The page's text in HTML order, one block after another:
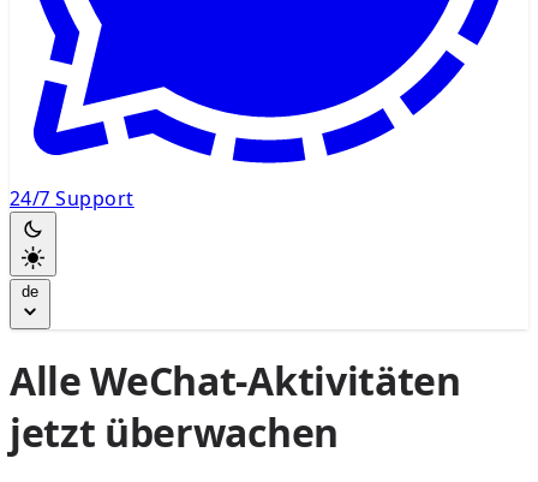
24/7 Support
de
Alle WeChat-Aktivitäten
jetzt überwachen